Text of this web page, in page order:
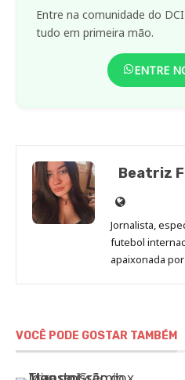
Entre na comunidade do
tudo em primeira mão.
ENTRE
Beatriz
Site
de
Beatriz
Fabbri
Jornalista,
futebol
apaixonada
VOCÊ PODE GOSTAR TAMBÉM